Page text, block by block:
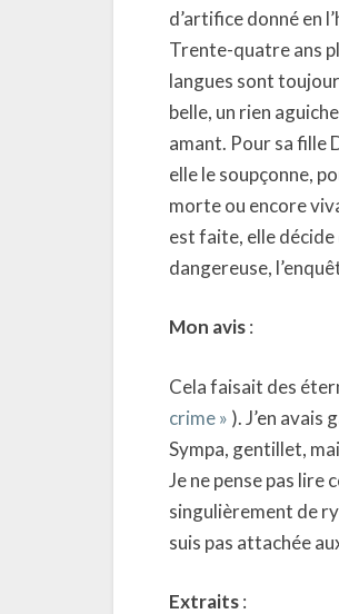
d’artifice donné en
Trente-quatre ans
langues sont
belle, un rien
amant. Pour sa fille
elle le soupçonne,
morte ou encore
est faite, elle
dangereuse,
Mon avis:
Cela faisait des
crime » ). J’en avais
Sympa, gentillet,
Je ne pense pas lire
singulièrement de
suis pas attachée
Extraits: